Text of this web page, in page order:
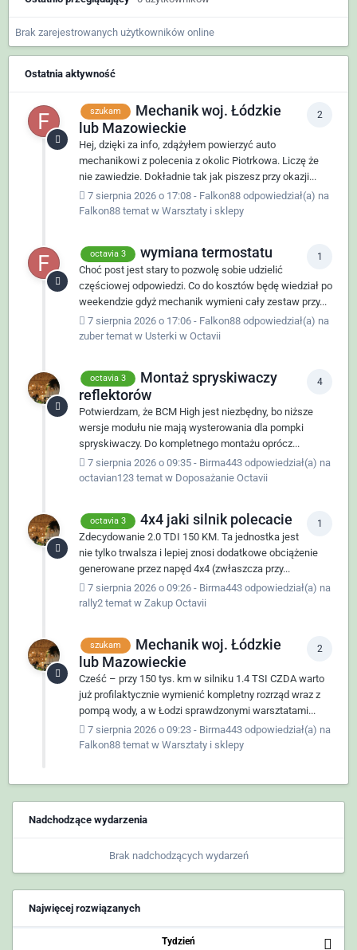
Brak zarejestrowanych użytkowników online
Ostatnia aktywność
2
szukam
Mechanik woj. Łódzkie
lub Mazowieckie
Hej, dzięki za info, zdążyłem powierzyć auto
mechanikowi z polecenia z okolic Piotrkowa. Liczę że
nie zawiedzie. Dokładnie tak jak piszesz przy okazji...
7 sierpnia 2026 o 17:08 - Falkon88 odpowiedział(a) na
Falkon88 temat w Warsztaty i sklepy
1
octavia 3 wymiana termostatu
Choć post jest stary to pozwolę sobie udzielić
częściowej odpowiedzi. Co do kosztów będę wiedział po
weekendzie gdyż mechanik wymieni cały zestaw przy...
7 sierpnia 2026 o 17:06 - Falkon88 odpowiedział(a) na
zubertemat w Usterki w Octavii
4
octavia 3
Montaż spryskiwaczy
reflektorów
Potwierdzam, że BCM High jest niezbędny, bo niższe
wersje modułu nie mają wysterowania dla pompki
spryskiwaczy. Do kompletnego montażu oprócz...
7 sierpnia 2026 o 09:35 - Birma443 odpowiedział(a) na
octavian123 temat w Doposażanie Octavii
1
octavia 3 4x4 jaki silnik polecacie
Zdecydowanie 2.0 TDI 150 KM. Ta jednostka jest
nie tylko trwalsza i lepiej znosi dodatkowe obciążenie
generowane przez napęd 4x4 (zwłaszcza przy...
7 sierpnia 2026 o 09:26 - Birma443 odpowiedział(a) na
rally2 temat w Zakup Octavii
2
szukam
Mechanik woj. Łódzkie
lub Mazowieckie
Cześć – przy 150 tys. km w silniku 1.4 TSI CZDA warto
już profilaktycznie wymienić kompletny rozrząd wraz z
pompą wody, a w Łodzi sprawdzonymi warsztatami...
7 sierpnia 2026 o 09:23 - Birma443 odpowiedział(a) na
Falkon88 temat w Warsztaty i sklepy
Nadchodzące wydarzenia
Brak nadchodzących wydarzeń
Najwięcej rozwiązanych
Tydzień